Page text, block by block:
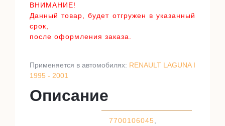
ВНИМАНИЕ!
Данный товар, будет отгружен в указанный
срок,
после оформления заказа.
Применяется в автомобилях: RENAULT LAGUNA I
1995 - 2001
Описание
7700106045